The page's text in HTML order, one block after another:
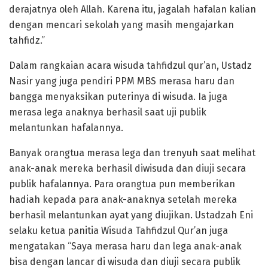
derajatnya oleh Allah. Karena itu, jagalah hafalan kalian
dengan mencari sekolah yang masih mengajarkan
tahfidz.”
Dalam rangkaian acara wisuda tahfidzul qur’an, Ustadz
Nasir yang juga pendiri PPM MBS merasa haru dan
bangga menyaksikan puterinya di wisuda. Ia juga
merasa lega anaknya berhasil saat uji publik
melantunkan hafalannya.
Banyak orangtua merasa lega dan trenyuh saat melihat
anak-anak mereka berhasil diwisuda dan diuji secara
publik hafalannya. Para orangtua pun memberikan
hadiah kepada para anak-anaknya setelah mereka
berhasil melantunkan ayat yang diujikan. Ustadzah Eni
selaku ketua panitia Wisuda Tahfidzul Qur’an juga
mengatakan “Saya merasa haru dan lega anak-anak
bisa dengan lancar di wisuda dan diuji secara publik